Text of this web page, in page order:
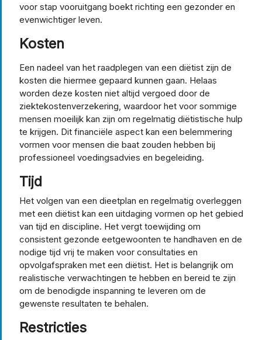
voor stap vooruitgang boekt richting een gezonder en
evenwichtiger leven.
Kosten
Een nadeel van het raadplegen van een diëtist zijn de
kosten die hiermee gepaard kunnen gaan. Helaas
worden deze kosten niet altijd vergoed door de
ziektekostenverzekering, waardoor het voor sommige
mensen moeilijk kan zijn om regelmatig diëtistische hulp
te krijgen. Dit financiële aspect kan een belemmering
vormen voor mensen die baat zouden hebben bij
professioneel voedingsadvies en begeleiding.
Tijd
Het volgen van een dieetplan en regelmatig overleggen
met een diëtist kan een uitdaging vormen op het gebied
van tijd en discipline. Het vergt toewijding om
consistent gezonde eetgewoonten te handhaven en de
nodige tijd vrij te maken voor consultaties en
opvolgafspraken met een diëtist. Het is belangrijk om
realistische verwachtingen te hebben en bereid te zijn
om de benodigde inspanning te leveren om de
gewenste resultaten te behalen.
Restricties